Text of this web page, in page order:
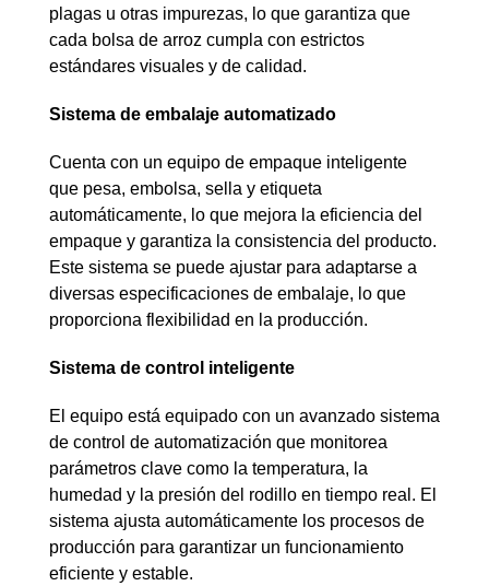
plagas u otras impurezas, lo que garantiza que
cada bolsa de arroz cumpla con estrictos
estándares visuales y de calidad.
Sistema de embalaje automatizado
Cuenta con un equipo de empaque inteligente
que pesa, embolsa, sella y etiqueta
automáticamente, lo que mejora la eficiencia del
empaque y garantiza la consistencia del producto.
Este sistema se puede ajustar para adaptarse a
diversas especificaciones de embalaje, lo que
proporciona flexibilidad en la producción.
Sistema de control inteligente
El equipo está equipado con un avanzado sistema
de control de automatización que monitorea
parámetros clave como la temperatura, la
humedad y la presión del rodillo en tiempo real. El
sistema ajusta automáticamente los procesos de
producción para garantizar un funcionamiento
eficiente y estable.